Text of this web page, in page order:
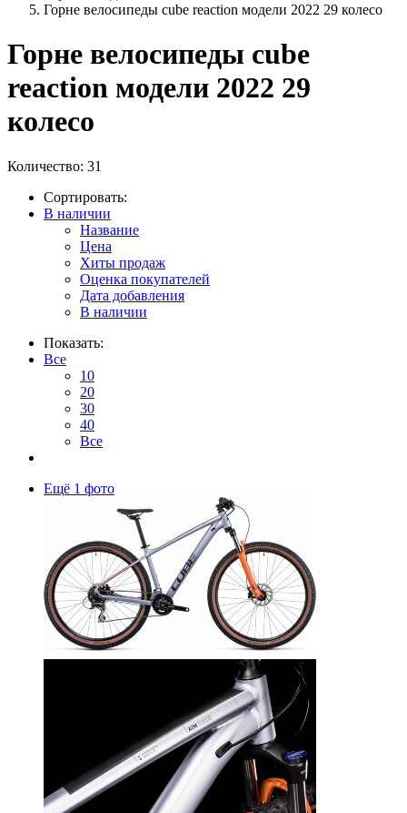
Горне велосипеды cube reaction модели 2022 29 колесо
Горне велосипеды cube
reaction модели 2022 29
колесо
Количество: 31
Сортировать:
В наличии
Название
Цена
Хиты продаж
Оценка покупателей
Дата добавления
В наличии
Показать:
Все
10
20
30
40
Все
Ещё 1 фото